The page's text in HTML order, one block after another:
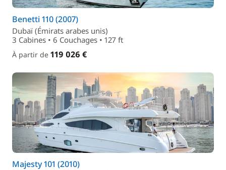
Benetti 110 (2007)
Dubaï (Émirats arabes unis)
3 Cabines • 6 Couchages • 127 ft
À partir de 119 026 €
Majesty 101 (2010)